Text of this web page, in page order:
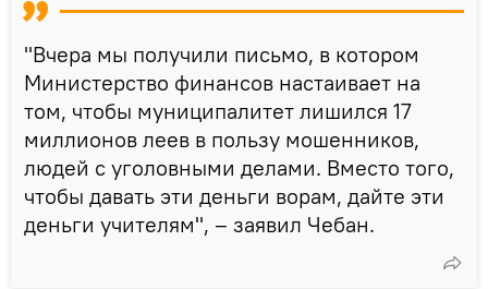
"Вчера мы получили письмо, в котором
Министерство финансов настаивает на
том, чтобы муниципалитет лишился 17
миллионов леев в пользу мошенников,
людей с уголовными делами. Вместо того,
чтобы давать эти деньги ворам, дайте эти
деньги учителям", – заявил Чебан.